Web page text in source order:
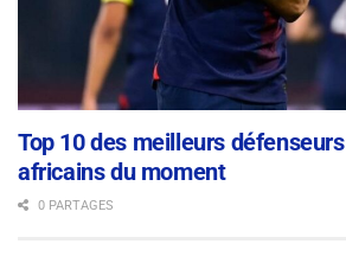
Top 10 des meilleurs défenseurs
africains du moment
0 PARTAGES